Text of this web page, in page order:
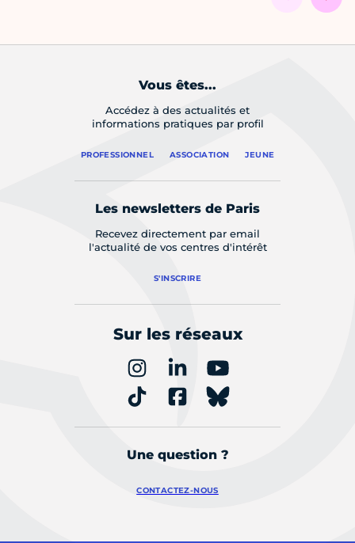
Vous êtes...
Accédez à des actualités et
informations pratiques par profil
PROFESSIONNEL ASSOCIATION JEUNE
Les newsletters de Paris
Recevez directement par email
l'actualité de vos centres d'intérêt
S'INSCRIRE
Sur les réseaux
Une question ?
CONTACTEZ-NOUS